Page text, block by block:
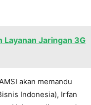
Layanan Jaringan 3G
akan memandu
Indonesia), Irfan